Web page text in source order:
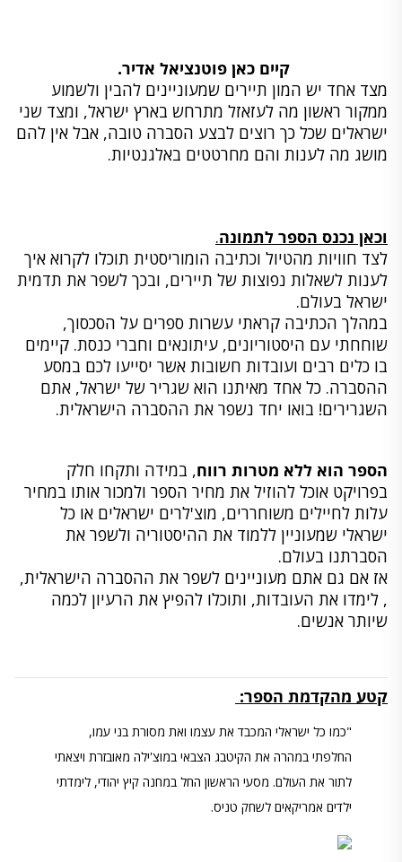
קיים כאן פוטנציאל אדיר.
מצד אחד יש המון תיירים שמעוניינים להבין ולשמוע
ממקור ראשון מה לעזאזל מתרחש בארץ ישראל, ומצד שני
ישראלים שכל כך רוצים לבצע הסברה טובה, אבל אין להם
מושג מה לענות והם מחרטטים באלגנטיות.
וכאן נכנס הספר לתמונה.
לצד חוויות מהטיול וכתיבה הומוריסטית תוכלו לקרוא איך
לענות לשאלות נפוצות של תיירים, ובכך לשפר את תדמית
ישראל בעולם.
במהלך הכתיבה קראתי עשרות ספרים על הסכסוך,
שוחחתי עם היסטוריונים, עיתונאים וחברי כנסת. קיימים
בו כלים רבים ועובדות חשובות אשר יסייעו לכם במסע
ההסברה. כל אחד מאיתנו הוא שגריר של ישראל, אתם
השגרירים! בואו יחד נשפר את ההסברה הישראלית.
הספר הוא ללא מטרות רווח, במידה ותקחו חלק
בפרויקט אוכל להוזיל את מחיר הספר ולמכור אותו במחיר
עלות לחיילים משוחררים, מוצ'לרים ישראלים או כל
ישראלי שמעוניין ללמוד את ההיסטוריה ולשפר את
הסברתנו בעולם.
אז אם גם אתם מעוניינים לשפר את ההסברה הישראלית,
, לימדו את העובדות, ותוכלו להפיץ את הרעיון לכמה
שיותר אנשים.
קטע מהקדמת הספר:
"כמו כל ישראלי המכבד את עצמו ואת מסורת בני עמו,
החלפתי במהרה את הקיטבג הצבאי במוצ'ילה מאובזרת ויצאתי
לתור את העולם. מסעי הראשון החל במחנה קיץ יהודי, לימדתי
ילדים אמריקאים לשחק טניס.